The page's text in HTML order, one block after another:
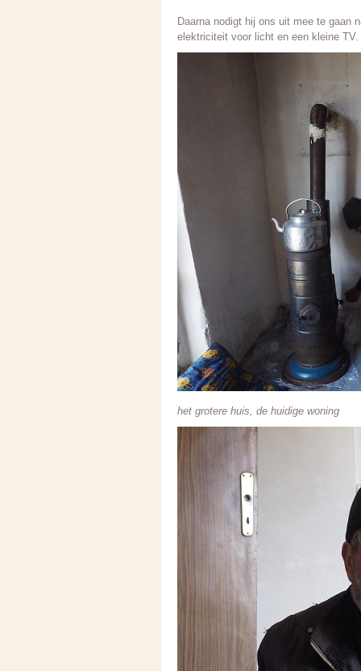
Daarna nodigt hij ons uit mee te gaan
elektriciteit voor licht en een kleine TV.
het grotere huis, de huidige woning